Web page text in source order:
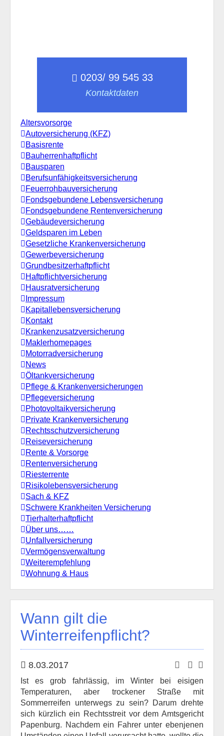
0203/ 99 545 33
Kontaktdaten
Altersvorsorge
Autoversicherung (KFZ)
Basisrente
Bauherrenhaftpflicht
Bausparen
Berufs­unfähigkeitsversicherung
Feuerrohbauversicherung
Fondsgebundene Lebensversicherung
Fondsgebundene Rentenversicherung
Gebäudeversicherung
Geldsparen im Leben
Gesetzliche Krankenversicherung
Gewerbeversicherung
Grundbesitzerhaftpflicht
Haftpflichtversicherung
Hausratversicherung
Impressum
Kapitallebensversicherung
Kontakt
Krankenzusatzversicherung
Maklerhomepages
Motorradversicherung
News
Öltankversicherung
Pflege & Krankenversicherungen
Pflegeversicherung
Photovoltaikversicherung
Private Krankenversicherung
Rechtsschutzversicherung
Reiseversicherung
Rente & Vorsorge
Rentenversicherung
Riesterrente
Risikolebensversicherung
Sach & KFZ
Schwere Krankheiten Versicherung
Tierhalterhaftpflicht
Über uns……
Unfallversicherung
Vermögensverwaltung
Weiterempfehlung
Wohnung & Haus
Wann gilt die
Winterreifenpflicht?
8.03.2017
Ist es grob fahrlässig, im Winter bei eisigen
Temperaturen, aber trockener Straße mit
Sommerreifen unterwegs zu sein? Darum drehte
sich kürzlich ein Rechtsstreit vor dem Amtsgericht
Papenburg. Nachdem ein Fahrer unter ebenjenen